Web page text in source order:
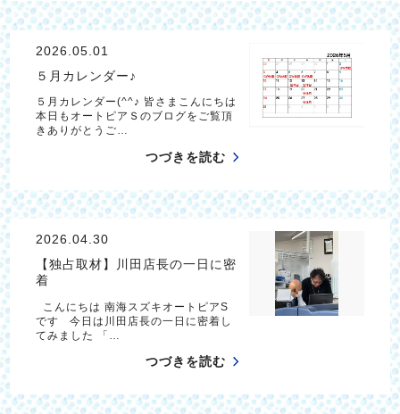
2026.05.01
５月カレンダー♪
５月カレンダー(^^♪ 皆さまこんにちは
本日もオートピアＳのブログをご覧頂
きありがとうご…
つづきを読む
2026.04.30
【独占取材】川田店長の一日に密
着
こんにちは 南海スズキオートピアS
です 今日は川田店長の一日に密着し
てみました 「…
つづきを読む